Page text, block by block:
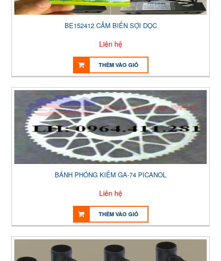
BE152412 CẢM BIẾN SỢI DỌC
Liên hệ
THÊM VÀO GIỎ
BÁNH PHÓNG KIẾM GA-74 PICANOL
Liên hệ
THÊM VÀO GIỎ